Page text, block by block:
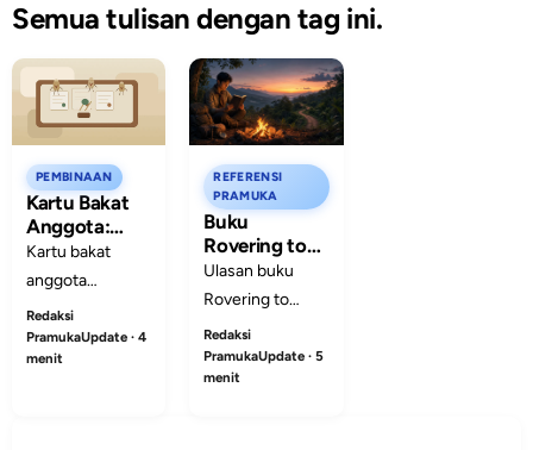
Semua tulisan dengan tag ini.
PEMBINAAN
Kartu Bakat
Anggota:
Cara
Sederhana
Peran Latihan
dengan Lebih
Tepat
Kartu bakat
anggota
membantu
pembina
membagi peran
Redaksi
PramukaUpdate · 4
menit
REFERENSI
PRAMUKA
Buku
Rovering to
Success:
Pelajaran
Powell untuk
Pramuka
Ulasan buku
Rovering to
Success karya
Baden-Powell,
berisi pelajaran
Redaksi
PramukaUpdate · 5
menit